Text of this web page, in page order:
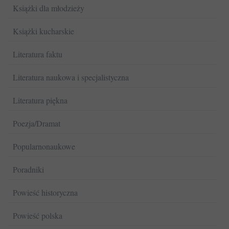
Książki dla młodzieży
Książki kucharskie
Literatura faktu
Literatura naukowa i specjalistyczna
Literatura piękna
Poezja/Dramat
Popularnonaukowe
Poradniki
Powieść historyczna
Powieść polska